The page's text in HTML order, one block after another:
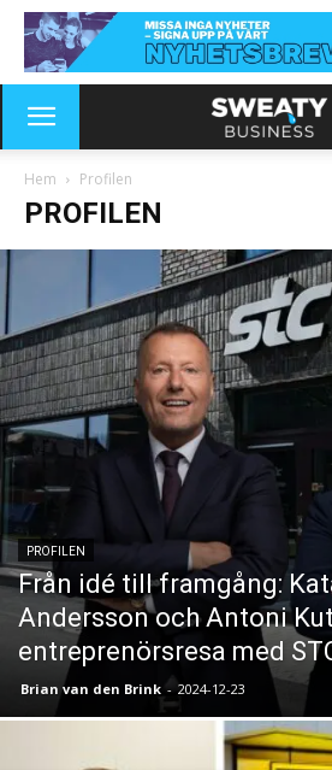
Hem Profilen
PROFILEN
PROFILEN
Från idé till framgång:
Andersson och Antoni
entreprenörsresa med
Brian van den Brink - 2024-12-23